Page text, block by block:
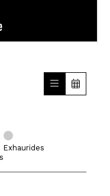
Exhaurides